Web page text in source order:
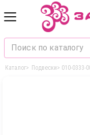
Каталог> Подвески> 010-0333-